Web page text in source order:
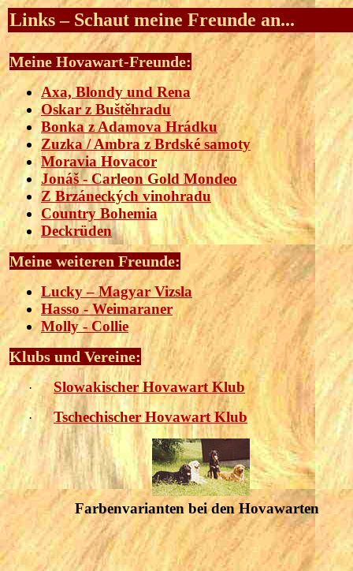
Links – Schaut meine Freunde an...
Meine Hovawart-Freunde:
Axa, Blondy und Rena
Oskar z Buštěhradu
Bonka z Adamova Hrádku
Zuzka / Ambra z Brdské samoty
Moravia Hovacor
Jonáš - Carleon Gold Mondeo
Z Brzáneckých vinohradu
Country Bohemia
Deckrüden
Meine weiteren Freunde:
Lucky – Magyar Vizsla
Hasso - Weimaraner
Molly - Collie
Klubs und Vereine:
· Slowakischer Hovawart Klub
· Tschechischer Hovawart Klub
Farbenvarianten bei den Hovawarten